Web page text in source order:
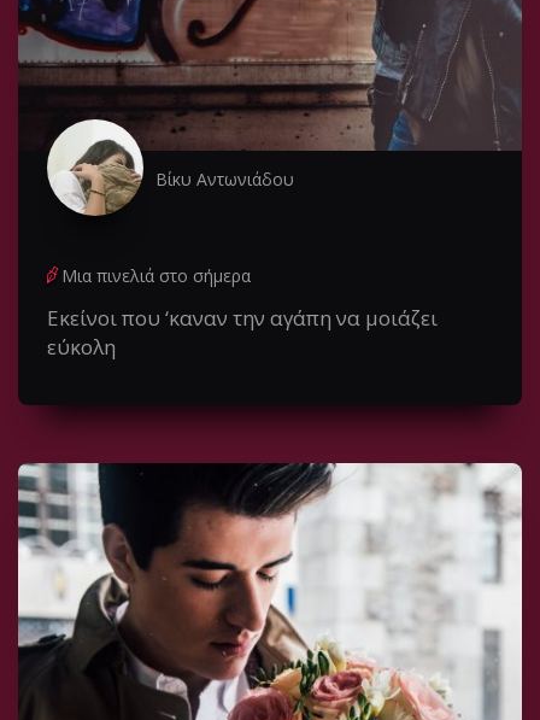
Βίκυ Αντωνιάδου
Μια πινελιά στο σήμερα
Εκείνοι που ‘καναν την αγάπη να μοιάζει
εύκολη